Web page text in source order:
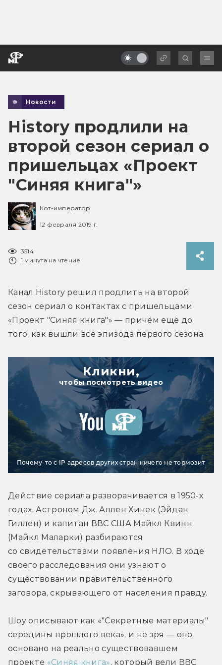
Новости
History продлили на
второй сезон сериал о
пришельцах «Проект
"Синяя книга"»
Кот-император
12 февраля 2019 г.
3514
1 минута на чтение
Канал History решил продлить на второй
сезон сериал о контактах с пришельцами
«Проект "Синяя книга"» — причём ещё до
того, как вышли все эпизода первого сезона.
Кликни,
чтобы посмотреть видео
Почему-то с IP адресов других стран ничего не тормозит
Действие сериала разворачивается в 1950-х
годах. Астроном Дж. Аллен Хинек (Эйдан
Гиллен) и капитан ВВС США Майкл Квинн
(Майкл Маларки) разбираются
со свидетельствами появления НЛО. В ходе
своего расследования они узнают о
существовании правительственного
заговора, скрывающего от населения правду.
Шоу описывают как «"Секретные материалы"
середины прошлого века», и не зря — оно
основано на реально существовавшем
проекте «Синяя книга», который вели ВВС